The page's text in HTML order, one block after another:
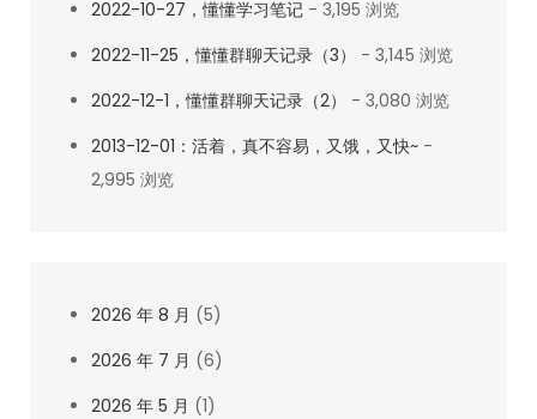
2022-10-27，懂懂学习笔记 - 3,195 浏览
2022-11-25，懂懂群聊天记录（3）
- 3,145 浏览
2022-12-1，懂懂群聊天记录（2）
- 3,080 浏览
2013-12-01：活着，真不容易，又饿，又快~ -
2,995 浏览
2026 年 8 月 (5)
2026 年 7 月 (6)
2026 年 5 月 (1)